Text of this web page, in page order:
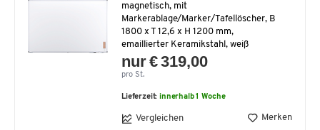
magnetisch, mit
Markerablage/Marker/Tafellöscher, B
1800 x T 12,6 x H 1200 mm,
emaillierter Keramikstahl, weiß
nur € 319,00
pro St.
Lieferzeit:innerhalb 1 Woche
Vergleichen Merken